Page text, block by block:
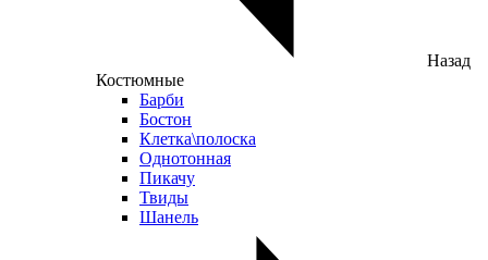
Назад
Костюмные
Барби
Бостон
Клетка\полоска
Однотонная
Пикачу
Твиды
Шанель